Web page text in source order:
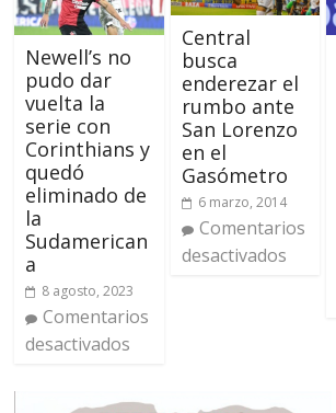
Newell’s no
pudo dar
vuelta la
serie con
Corinthians y
quedó
eliminado de
la
Sudamerican
a
8 agosto, 2023
Comentarios
desactivados
Central
busca
enderezar el
rumbo ante
San Lorenzo
en el
Gasómetro
6 marzo, 2014
Comentarios
desactivados